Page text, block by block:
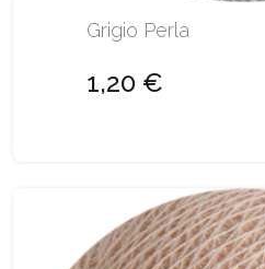
Grigio Perla
1,20 €